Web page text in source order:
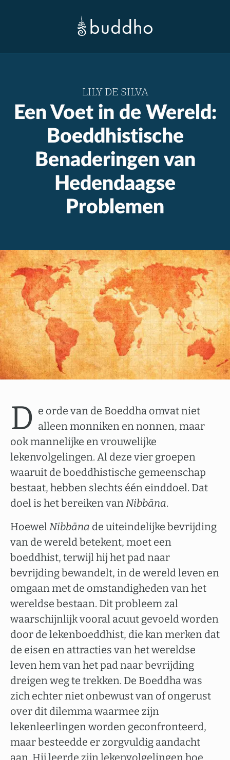
LILY DE SILVA
Een Voet in de Wereld:
Boeddhistische
Benaderingen van
Hedendaagse
Problemen
D e orde van de Boeddha omvat niet
alleen monniken en nonnen, maar
ook mannelijke en vrouwelijke
lekenvolgelingen. Al deze vier groepen
waaruit de boeddhistische gemeenschap
bestaat, hebben slechts één einddoel. Dat
doel is het bereiken vanNibbāna.
HoewelNibbāna de uiteindelijke bevrijding
van de wereld betekent, moet een
boeddhist, terwijl hij het pad naar
bevrijding bewandelt, in de wereld leven en
omgaan met de omstandigheden van het
wereldse bestaan. Dit probleem zal
waarschijnlijk vooral acuut gevoeld worden
door de lekenboeddhist, die kan merken dat
de eisen en attracties van het wereldse
leven hem van het pad naar bevrijding
dreigen weg te trekken. De Boeddha was
zich echter niet onbewust van of ongerust
over dit dilemma waarmee zijn
lekenleerlingen worden geconfronteerd,
maar besteedde er zorgvuldig aandacht
aan. Hij leerde zijn lekenvolgelingen hoe